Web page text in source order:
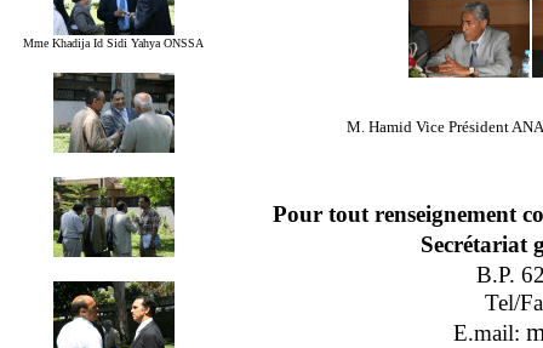
Mme Khadija Id Sidi Yahya ONSSA
M. Hamid Vice Président
Pour tout renseignement
Secrétariat
B.P.
Tel/
E.mail: